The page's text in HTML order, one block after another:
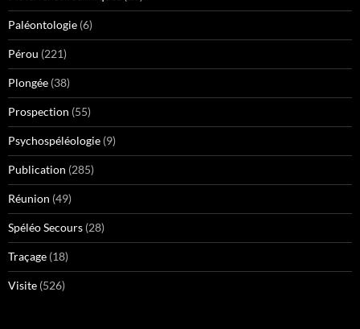
Paléontologie (6)
Pérou (221)
Plongée (38)
Prospection (55)
Psychospéléologie (9)
Publication (285)
Réunion (49)
Spéléo Secours (28)
Traçage (18)
Visite (526)